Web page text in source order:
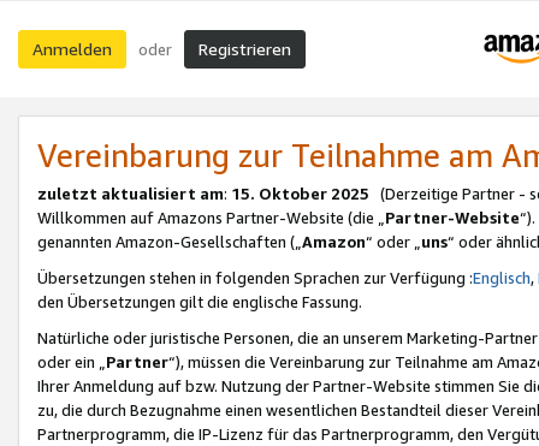
Anmelden oder Registrieren
Vereinbarung zur Teilnahme am
zuletzt aktualisiert am: 15. Oktober 2025 (Derzeitige Partner -
Willkommen auf Amazons Partner-Website (die „Partner-Website
genannten Amazon-Gesellschaften („Amazon“ oder „uns“ oder
Übersetzungen stehen in folgenden Sprachen zur Verfügung :Englisch,
den Übersetzungen gilt die englische Fassung.
Natürliche oder juristische Personen, die an unserem Marketing-
oder ein „Partner“), müssen die Vereinbarung zur Teilnahme am
Ihrer Anmeldung auf bzw. Nutzung der Partner-Website stimmen Sie
zu, die durch Bezugnahme einen wesentlichen Bestandteil dieser
Partnerprogramm, die IP-Lizenz für das Partnerprogramm, den